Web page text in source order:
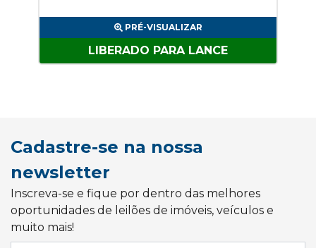
PRÉ-VISUALIZAR
LIBERADO PARA LANCE
Cadastre-se na nossa
newsletter
Inscreva-se e fique por dentro das melhores
oportunidades de leilões de imóveis, veículos e
muito mais!